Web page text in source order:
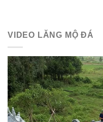
VIDEO LĂNG MỘ ĐÁ